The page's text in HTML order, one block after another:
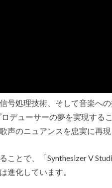
号処理技術、そして音楽へ
デューサーの夢を実現する
声のニュアンスを忠実に再現
とで、「Synthesizer V
進化しています。